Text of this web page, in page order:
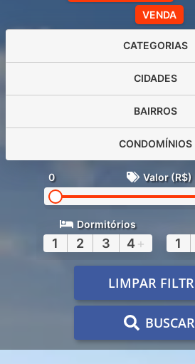
VENDA
CATEGORIAS
CIDADES
BAIRROS
CONDOMÍNIOS
0 Valor (R$)
Dormitórios
1 2 3 4 + 1
LIMPAR
BUSCAR